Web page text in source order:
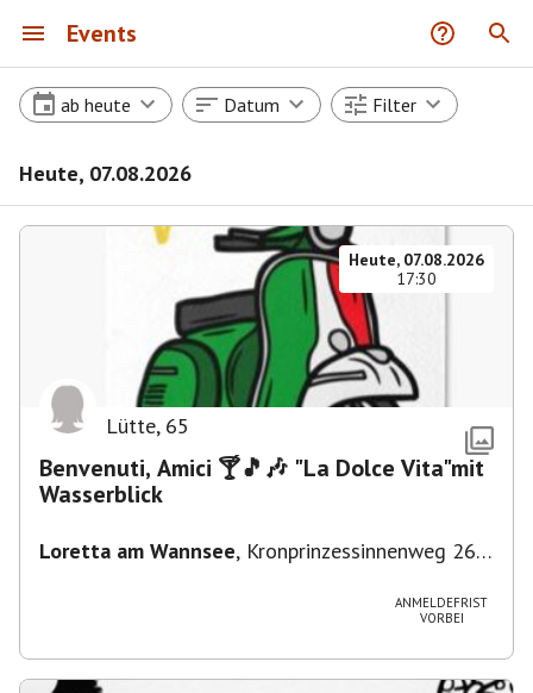
Events
ab heute Datum Filter
Heute, 07.08.2026
Heute, 07.08.2026
17:30
Lütte, 65
Benvenuti, Amici 🍸🎵🎶 "La Dolce Vita"mit
Wasserblick
Loretta am Wannsee, Kronprinzessinnenweg 260,
ANMELDEFRIST
VORBEI